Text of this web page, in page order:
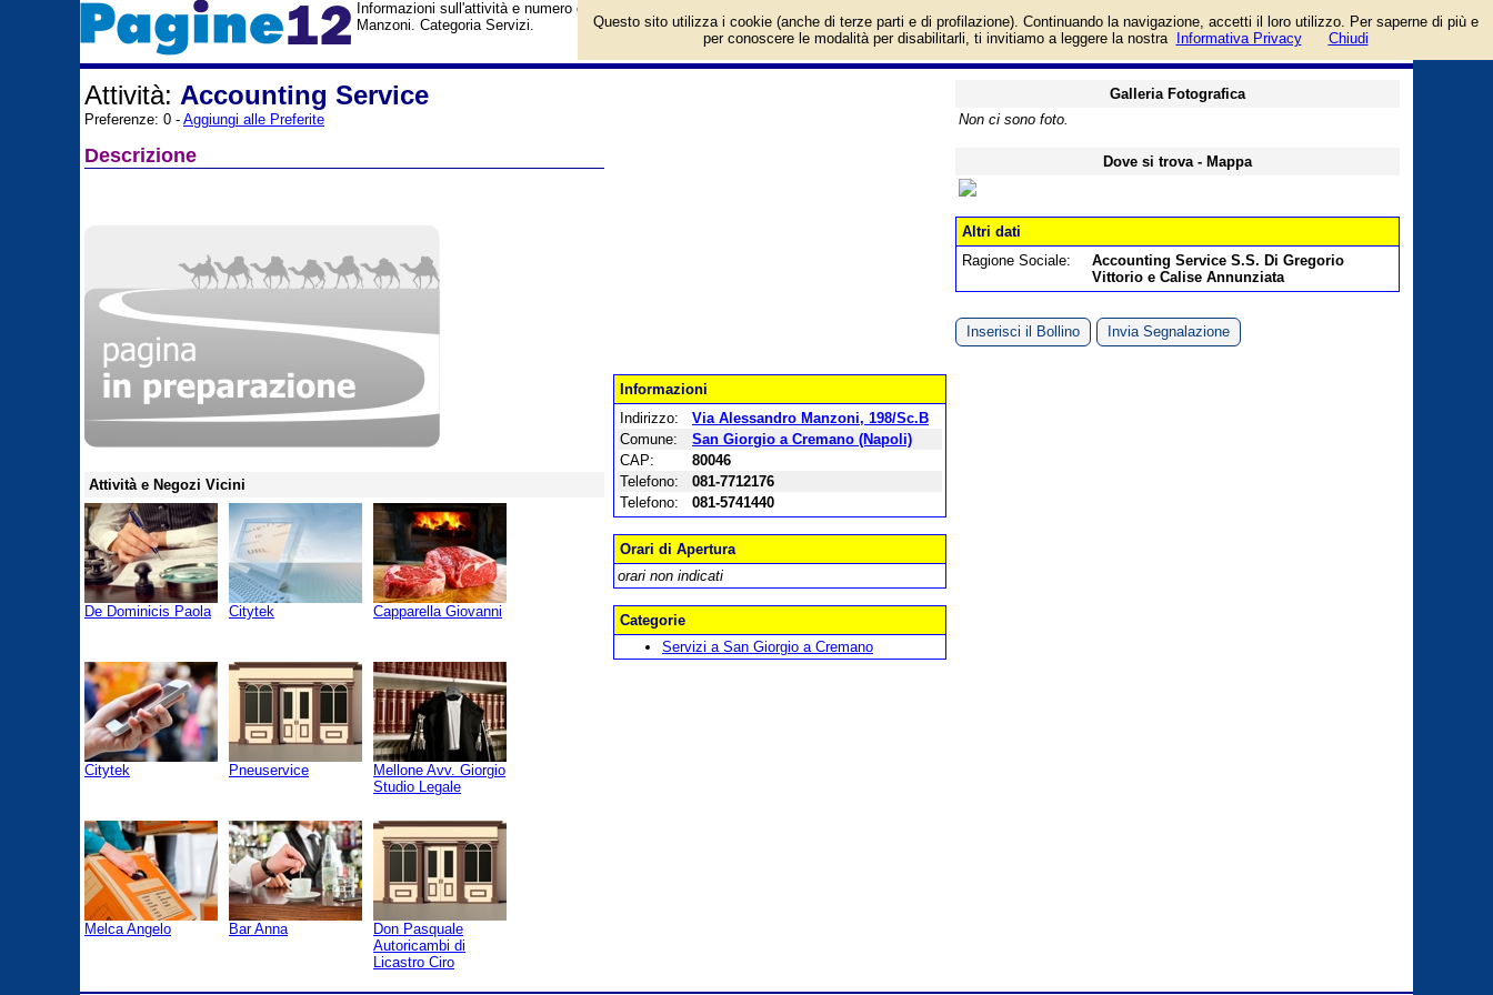
guida
Informazioni sull'attività e numero di telefono di Accounting Service a San Giorgio a Cremano (Napoli), Via Alessandro
Manzoni. Categoria Servizi.
Attività: Accounting Service
Preferenze: 0 - Aggiungi alle Preferite
Descrizione
Attività e Negozi Vicini
De Dominicis Paola Citytek Capparella Giovanni
Citytek Pneuservice
Mellone Avv. Giorgio
Studio Legale
Melca Angelo Bar Anna
Don Pasquale
Autoricambi di
Licastro Ciro
Informazioni
Indirizzo:
Via Alessandro Manzoni, 198/Sc.B
Comune:
San Giorgio a Cremano (Napoli)
CAP:
80046
Telefono:
081-7712176
Telefono:
081-5741440
Orari di Apertura
orari non indicati
Categorie
Servizi a San Giorgio a Cremano
Galleria Fotografica
Non ci sono foto.
Dove si trova - Mappa
Altri dati
Ragione Sociale:
Accounting Service S.S. Di Gregorio
Vittorio e Calise Annunziata
Inserisci il Bollino Invia Segnalazione
Questo sito utilizza i cookie (anche di terze parti e di profilazione). Continuando la navigazione, accetti il loro utilizzo. Per saperne di più e
per conoscere le modalità per disabilitarli, ti invitiamo a leggere la nostra
Informativa Privacy Chiudi